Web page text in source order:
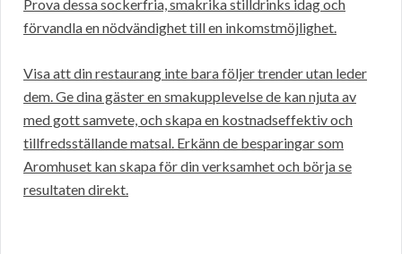
Prova dessa sockerfria, smakrika stilldrinks idag och
förvandla en nödvändighet till en inkomstmöjlighet.
Visa att din restaurang inte bara följer trender utan leder
dem. Ge dina gäster en smakupplevelse de kan njuta av
med gott samvete, och skapa en kostnadseffektiv och
tillfredsställande matsal. Erkänn de besparingar som
Aromhuset kan skapa för din verksamhet och börja se
resultaten direkt.